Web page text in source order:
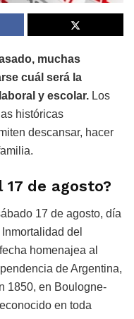
muchas
cuál será la
y escolar. Los
históricas
descansar, hacer
17 de agosto?
17 de agosto, día
del
homenajea al
de Argentina,
1850, en Boulogne-
en toda